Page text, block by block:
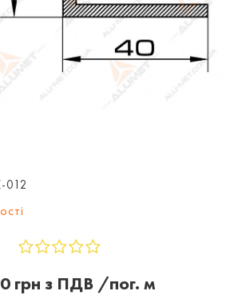
012
грн з ПДВ /пог. м